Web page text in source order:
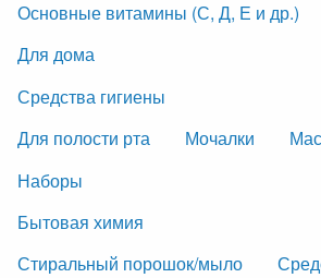
Основные витамины (С, Д, Е и др.)
Для дома
Средства гигиены
Для полости рта
Мочалки
Наборы
Бытовая химия
Стиральный порошок/мыло